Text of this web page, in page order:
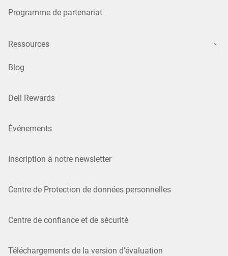
Programme de partenariat
Ressources
Blog
Dell Rewards
Événements
Inscription à notre newsletter
Centre de Protection de données personnelles
Centre de confiance et de sécurité
Téléchargements de la version d’évaluation